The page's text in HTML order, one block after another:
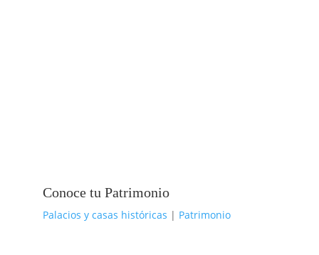
Conoce tu Patrimonio
Palacios y casas históricas | Patrimonio